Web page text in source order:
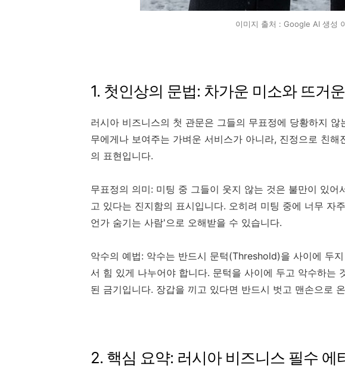
이미지 출처 : Google AI 생성
1. 첫인상의 문법: 차가운 미소와 뜨거
러시아 비즈니스의 첫 관문은 그들의 무표정에 당황하지
무에게나 보여주는 가벼운 서비스가 아니라, 진정으로 친해
의 표현입니다.
무표정의 의미: 미팅 중 그들이 웃지 않는 것은 불만이 있어
고 있다는 진지함의 표시입니다. 오히려 미팅 중에 너무 자
언가 숨기는 사람'으로 오해받을 수 있습니다.
악수의 예법: 악수는 반드시 문턱(Threshold)을 사이에 두
서 힘 있게 나누어야 합니다. 문턱을 사이에 두고 악수하는
된 금기입니다. 장갑을 끼고 있다면 반드시 벗고 맨손으로
2. 핵심 요약: 러시아 비즈니스 필수 에